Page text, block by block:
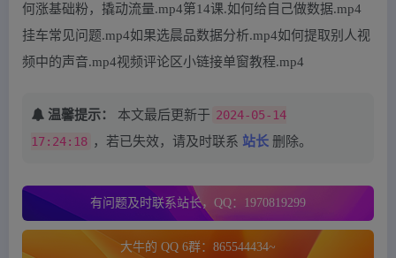
何涨基础粉，撬动流量.mp4第14课.如何给自己做数据.mp4
挂车常见问题.mp4如果选晨品数据分析.mp4如何提取别人视
频中的声音.mp4视频评论区小链接单窗教程.mp4
温馨提示： 本文最后更新于 2024-05-14
17:24:18 ，若已失效，请及时联系 站长 删除。
有问题及时联系站长，QQ：1970819299
大牛的 QQ 6群：865544434~